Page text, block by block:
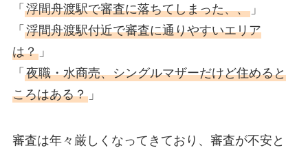
「 浮間舟渡駅で審査に落ちてしまった、、」
「 浮間舟渡駅付近で審査に通りやすいエリア
は？」
「 夜職・水商売、シングルマザーだけど住めると
ころはある？」
審査は年々厳しくなってきており、審査が不安と